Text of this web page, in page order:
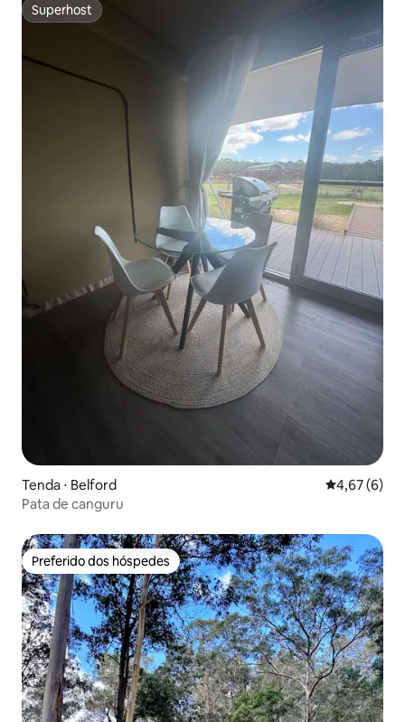
Superhost
Superhost
Tenda ⋅ Belford 4,67 de uma
4,67 (6)
Pata de canguru
Preferido dos hóspedes
Preferido dos hóspedes